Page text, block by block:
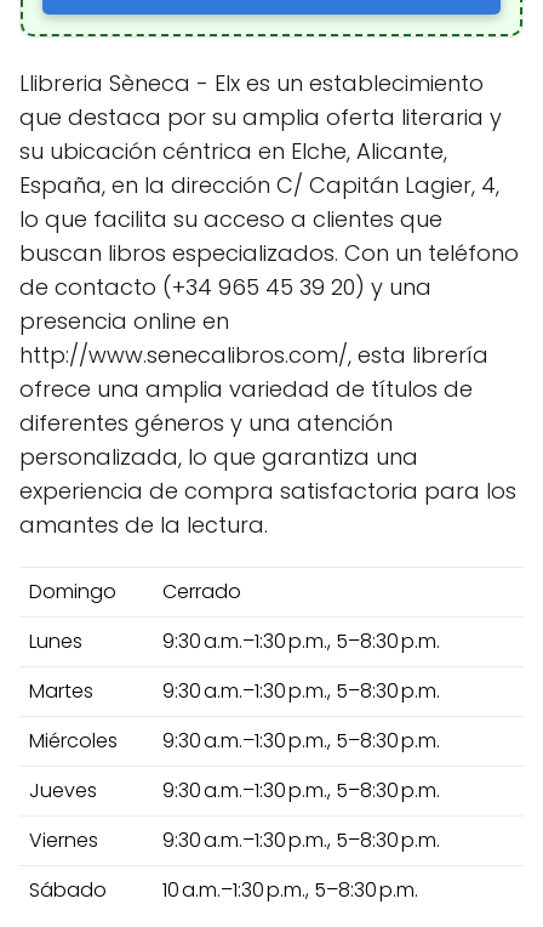
Llibreria Sèneca - Elx es un establecimiento
que destaca por su amplia oferta literaria y
su ubicación céntrica en Elche, Alicante,
España, en la dirección C/ Capitán Lagier, 4,
lo que facilita su acceso a clientes que
buscan libros especializados. Con un teléfono
de contacto (+34 965 45 39 20) y una
presencia online en
http://www.senecalibros.com/, esta librería
ofrece una amplia variedad de títulos de
diferentes géneros y una atención
personalizada, lo que garantiza una
experiencia de compra satisfactoria para los
amantes de la lectura.
Domingo
Cerrado
Lunes
9:30 a.m.–1:30 p.m., 5–8:30 p.m.
Martes
9:30 a.m.–1:30 p.m., 5–8:30 p.m.
Miércoles
9:30 a.m.–1:30 p.m., 5–8:30 p.m.
Jueves
9:30 a.m.–1:30 p.m., 5–8:30 p.m.
Viernes
9:30 a.m.–1:30 p.m., 5–8:30 p.m.
Sábado
10 a.m.–1:30 p.m., 5–8:30 p.m.